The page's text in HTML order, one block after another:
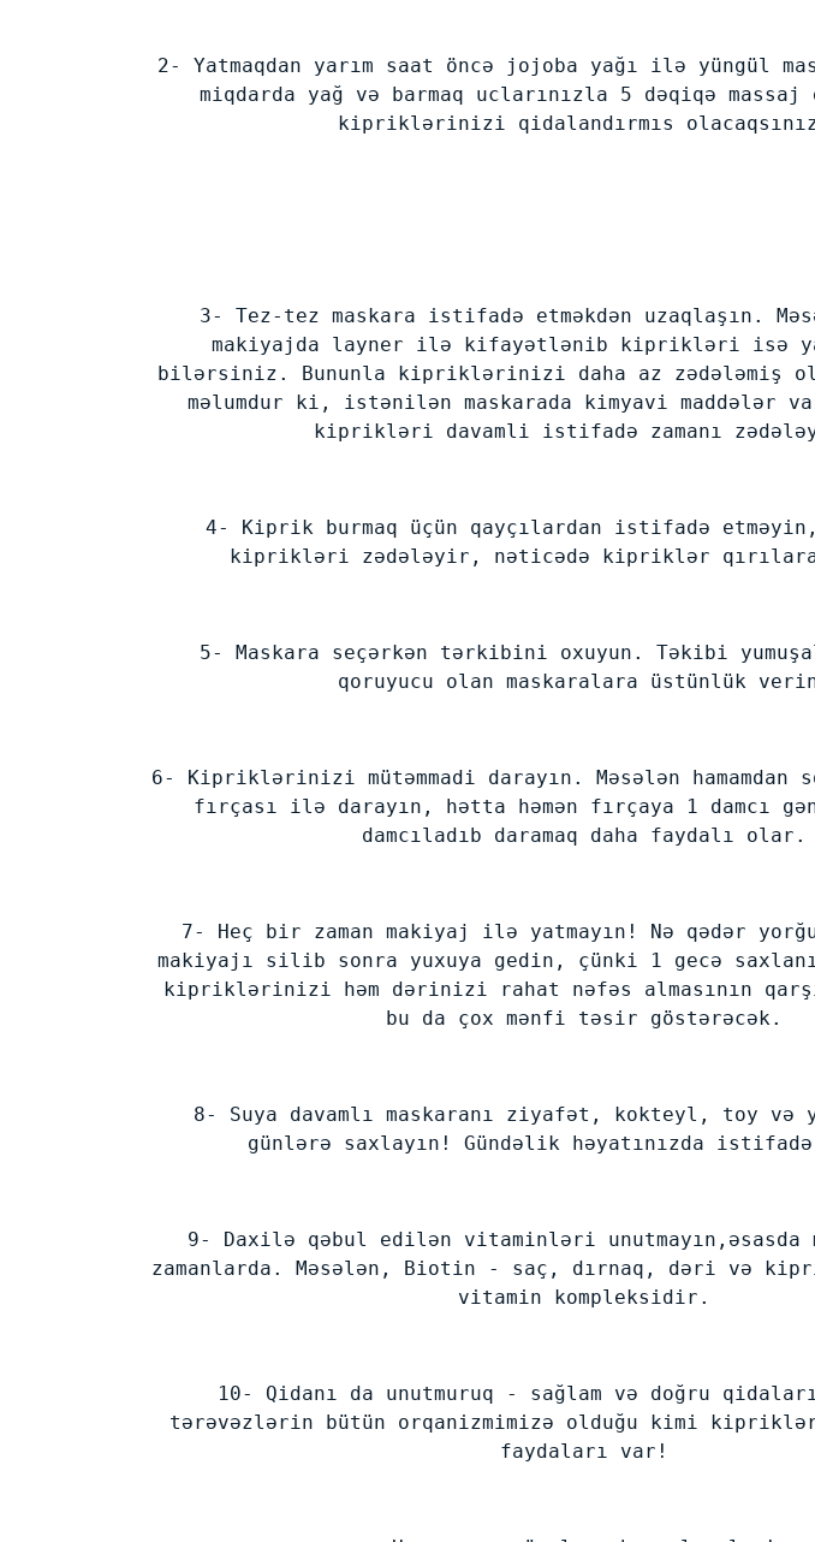
2- Yatmaqdan yarım saat öncə jojoba yağı ilə yüngül
miqdarda yağ və barmaq uclarınızla 5 dəqiqə massaj
kipriklərinizi qidalandırmıs
3- Tez-tez maskara istifadə etməkdən uzaqlaşın.
makiyajda layner ilə kifayətlənib kiprikləri isə
bilərsiniz. Bununla kipriklərinizi daha az zədələmiş
məlumdur ki, istənilən maskarada kimyavi maddələr
kiprikləri davamli istifadə zamanı
4- Kiprik burmaq üçün qayçılardan istifadə
kiprikləri zədələyir, nəticədə kipriklər
5- Maskara seçərkən tərkibini oxuyun. Təkibi
qoruyucu olan maskaralara üstünlük
6- Kipriklərinizi mütəmmadi darayın. Məsələn
fırçası ilə darayın, hətta həmən fırçaya 1 damcı
damcıladıb daramaq daha faydalı olar.
7- Heç bir zaman makiyaj ilə yatmayın! Nə qədər
makiyajı silib sonra yuxuya gedin, çünki 1 gecə
kipriklərinizi həm dərinizi rahat nəfəs almasının
bu da çox mənfi təsir göstərəcək.
8- Suya davamlı maskaranı ziyafət, kokteyl, toy və
günlərə saxlayın! Gündəlik həyatınızda
9- Daxilə qəbul edilən vitaminləri unutmayın,əsasda
zamanlarda. Məsələn, Biotin - saç, dırnaq, dəri və
vitamin kompleksidir.
10- Qidanı da unutmuruq - sağlam və doğru
tərəvəzlərin bütün orqanizmimizə olduğu kimi
faydaları var!